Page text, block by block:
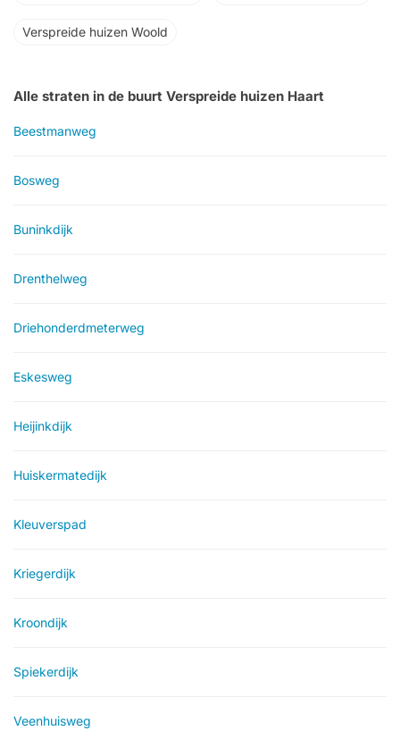
Verspreide huizen Woold
Alle straten in de buurt Verspreide huizen Haart
Beestmanweg
Bosweg
Buninkdijk
Drenthelweg
Driehonderdmeterweg
Eskesweg
Heijinkdijk
Huiskermatedijk
Kleuverspad
Kriegerdijk
Kroondijk
Spiekerdijk
Veenhuisweg